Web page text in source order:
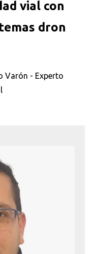
vial con
dron
Varón - Experto